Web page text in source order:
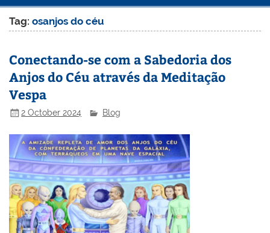
Tag:osanjos do céu
Conectando-se com a Sabedoria dos
Anjos do Céu através da Meditação
Vespa
2 October 2024 Blog